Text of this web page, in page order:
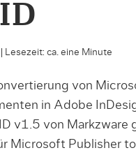
Lesezeit: ca. eine Minute
von
in Adobe
v1.5 von Markzware
Microsoft Publisher